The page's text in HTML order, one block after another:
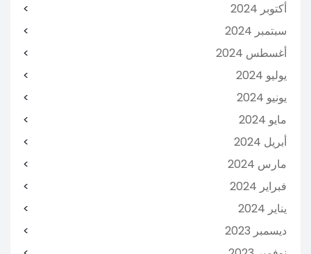
أكتوبر 2024
سبتمبر 2024
أغسطس 2024
يوليو 2024
يونيو 2024
مايو 2024
أبريل 2024
مارس 2024
فبراير 2024
يناير 2024
ديسمبر 2023